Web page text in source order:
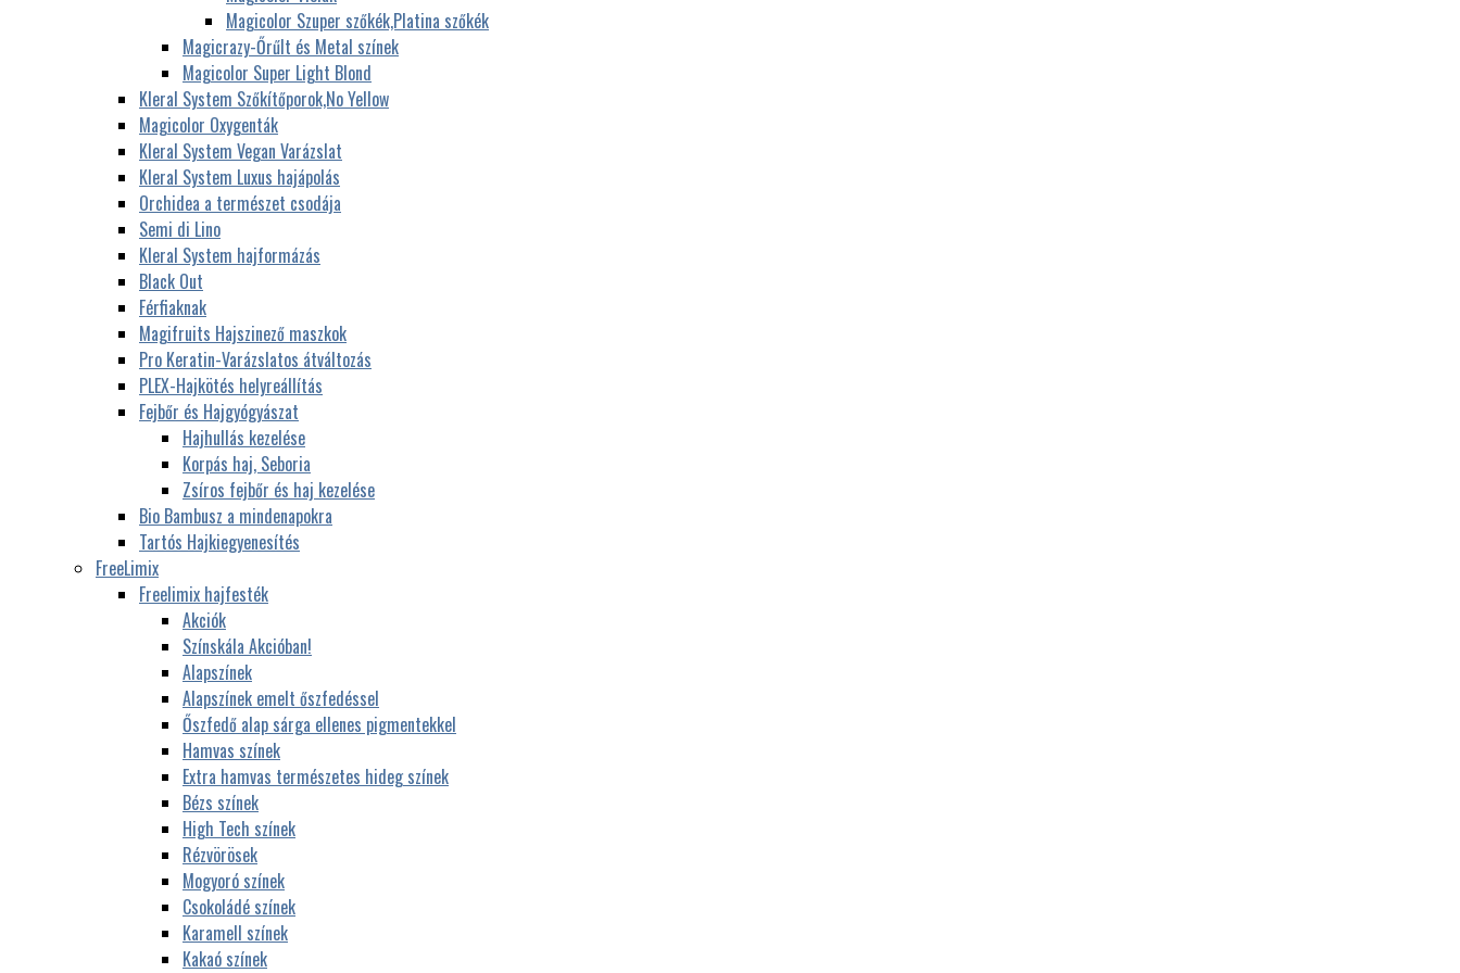
Magicolor Szuper szőkék,Platina szőkék
Magicrazy-Őrűlt és Metal színek
Magicolor Super Light Blond
Kleral System Szőkítőporok,No Yellow
Magicolor Oxygenták
Kleral System Vegan Varázslat
Kleral System Luxus hajápolás
Orchidea a természet csodája
Semi di Lino
Kleral System hajformázás
Black Out
Férfiaknak
Magifruits Hajszinező maszkok
Pro Keratin-Varázslatos átváltozás
PLEX-Hajkötés helyreállítás
Fejbőr és Hajgyógyászat
Hajhullás kezelése
Korpás haj, Seboria
Zsíros fejbőr és haj kezelése
Bio Bambusz a mindenapokra
Tartós Hajkiegyenesítés
FreeLimix
Freelimix hajfesték
Akciók
Színskála Akcióban!
Alapszínek
Alapszínek emelt őszfedéssel
Őszfedő alap sárga ellenes pigmentekkel
Hamvas színek
Extra hamvas természetes hideg színek
Bézs színek
High Tech színek
Rézvörösek
Mogyoró színek
Csokoládé színek
Karamell színek
Kakaó színek